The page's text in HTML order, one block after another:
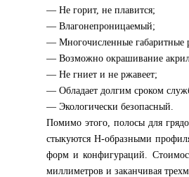
— Не горит, не плавится;
— Влагонепроницаемый;
— Многочисленные габаритные
— Возможно окрашивание
— Не гниет и не ржавеет;
— Обладает долгим сроком
— Экологически безопасный.
Помимо этого, полосы для
стыкуются Н-образными
форм и конфигураций.
миллиметров и заканчивая